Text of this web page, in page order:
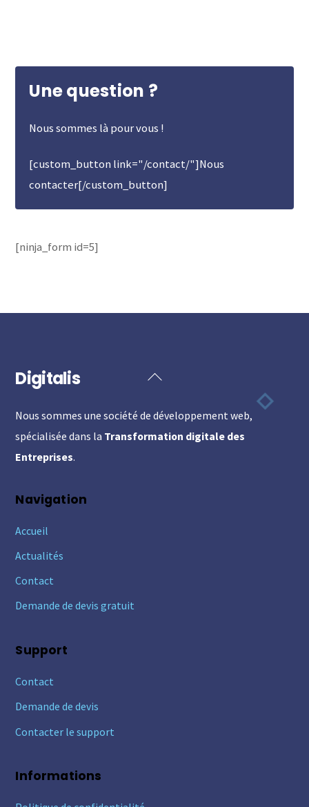
Une question ?
Nous sommes là pour vous !
[custom_button link="/contact/"]Nous
contacter[/custom_button]
[ninja_form id=5]
Back
Top
Digitalis
Nous sommes une société de développement web,
spécialisée dans la Transformation digitale des
Entreprises.
Navigation
Accueil
Actualités
Contact
Demande de devis gratuit
Support
Contact
Demande de devis
Contacter le support
Informations